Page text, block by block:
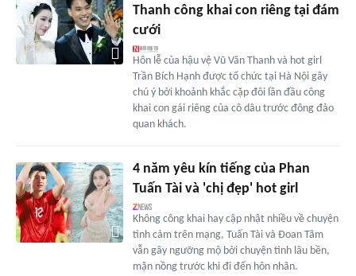
Thanh công khai con riêng tại đám
cưới
Hôn lễ của hậu vệ Vũ Văn Thanh và hot girl
Trần Bích Hạnh được tổ chức tại Hà Nội gây
chú ý bởi khoảnh khắc cặp đôi lần đầu công
khai con gái riêng của cô dâu trước đông đảo
quan khách.
4 năm yêu kín tiếng của Phan
Tuấn Tài và 'chị đẹp' hot girl
Không công khai hay cập nhật nhiều về chuyện
tình cảm trên mạng, Tuấn Tài và Đoan Tâm
vẫn gây ngưỡng mộ bởi chuyện tình lâu bền,
mặn nồng trước khi đi đến hôn nhân.